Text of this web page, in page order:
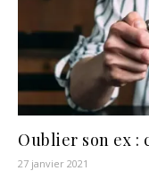
Oublier son ex :
27 janvier 2021